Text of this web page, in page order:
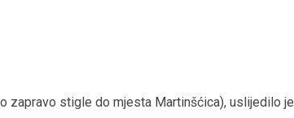
zapravo stigle do mjesta Martinšćica), uslijedilo je